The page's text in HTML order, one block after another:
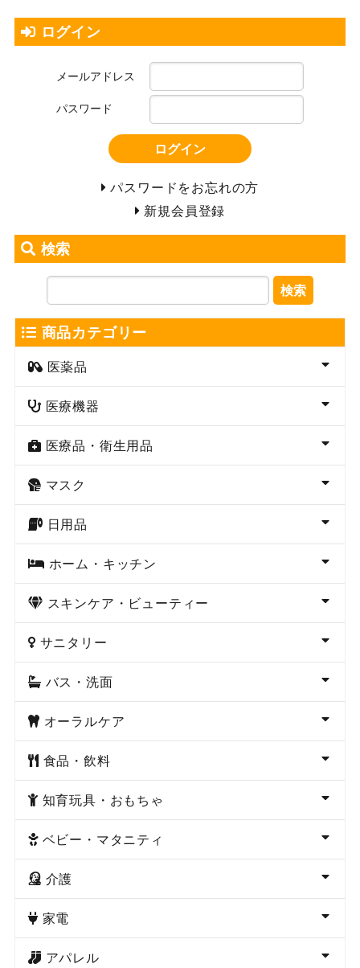
ログイン
メールアドレス
パスワード
ログイン
パスワードをお忘れの方
新規会員登録
検索
検索
商品カテゴリー
医薬品
医療機器
医療品・衛生用品
マスク
日用品
ホーム・キッチン
スキンケア・ビューティー
サニタリー
バス・洗面
オーラルケア
食品・飲料
知育玩具・おもちゃ
ベビー・マタニティ
介護
家電
アパレル